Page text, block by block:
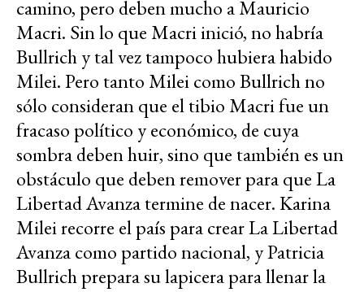
camino, pero deben mucho a Mauricio
Macri. Sin lo que Macri inició, no habría
Bullrich y tal vez tampoco hubiera habido
Milei. Pero tanto Milei como Bullrich no
sólo consideran que el tibio Macri fue un
fracaso político y económico, de cuya
sombra deben huir, sino que también es un
obstáculo que deben remover para que La
Libertad Avanza termine de nacer. Karina
Milei recorre el país para crear La Libertad
Avanza como partido nacional, y Patricia
Bullrich prepara su lapicera para llenar la